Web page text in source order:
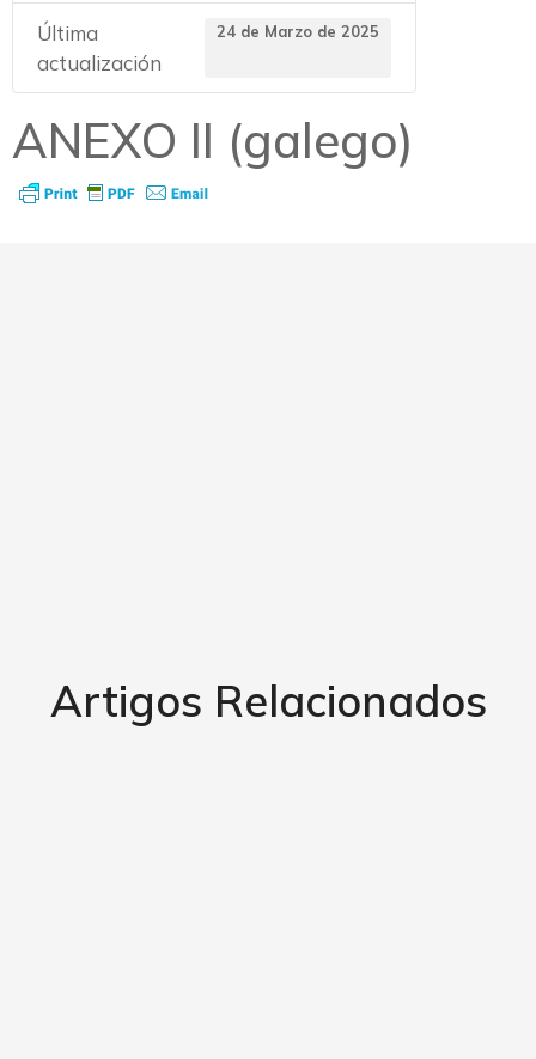
Última
actualización
24 de Marzo de 2025
ANEXO II (galego)
Artigos Relacionados